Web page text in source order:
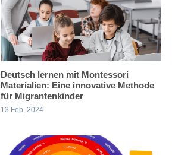
Deutsch lernen mit Montessori
Materialien: Eine innovative Methode
für Migrantenkinder
13 Feb, 2024